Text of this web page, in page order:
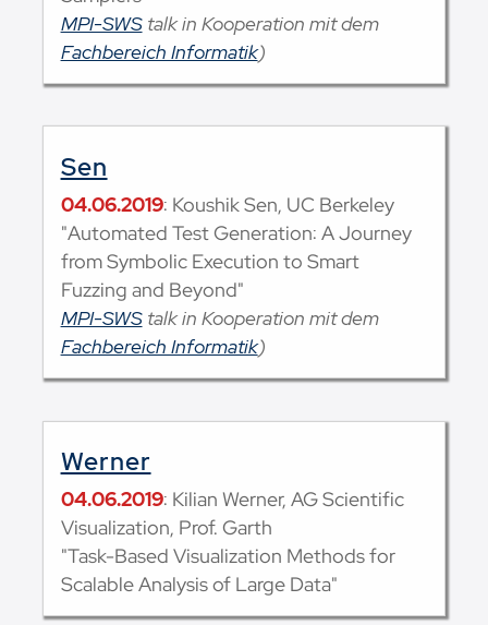
MPI-SWStalk in Kooperation mit dem
Fachbereich Informatik)
Sen
04.06.2019: Koushik Sen, UC Berkeley
"Automated Test Generation: A Journey
from Symbolic Execution to Smart
Fuzzing and Beyond"
MPI-SWStalk in Kooperation mit dem
Fachbereich Informatik)
Werner
04.06.2019: Kilian Werner, AG Scientific
Visualization, Prof. Garth
"Task-Based Visualization Methods for
Scalable Analysis of Large Data"